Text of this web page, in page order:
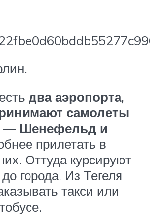
два аэропорта,
самолеты
— Шенефельд и
прилетать в
Оттуда курсируют
города. Из Тегеля
такси или